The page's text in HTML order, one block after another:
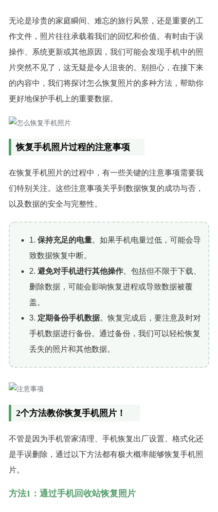
无论是珍贵的家庭瞬间、难忘的旅行风景，还是重要的工
作文件，照片往往承载着我们的回忆和价值。有时由于误
操作、系统更新或其他原因，我们可能会发现手机中的照
片突然不见了，这无疑是令人沮丧的。别担心，在接下来
的内容中，我们将探讨怎么恢复照片的多种方法，帮助你
更好地保护手机上的重要数据。
恢复手机照片过程的注意事项
在恢复手机照片的过程中，有一些关键的注意事项需要我
们特别关注。这些注意事项关乎到数据恢复的成功与否，
以及数据的安全与完整性。
1. 保持充足的电量。如果手机电量过低，可能会导
致数据恢复中断。
2. 避免对手机进行其他操作。包括但不限于下载、
删除数据，可能会影响恢复进程或导致数据被覆
盖。
3. 定期备份手机数据。恢复完成后，要注意及时对
手机数据进行备份。通过备份，我们可以轻松恢复
丢失的照片和其他数据。
2个方法教你恢复手机照片！
不管是因为手机管家清理、手机恢复出厂设置、格式化还
是手误删除，通过以下方法都有极大概率能够恢复手机照
片。
方法1：通过手机回收站恢复照片